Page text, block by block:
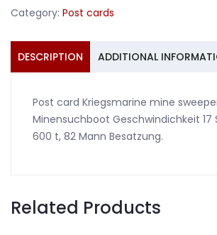
Minensuchboot
Category: Post cards
DESCRIPTION ADDITIONAL
Post card Kriegsmarine mine
Minensuchboot Geschwindichkeit 17
600 t, 82 Mann Besatzung.
Related Products